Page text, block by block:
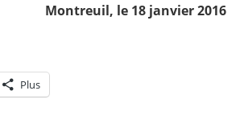
Montreuil, le 18 janvier 2016
Plus